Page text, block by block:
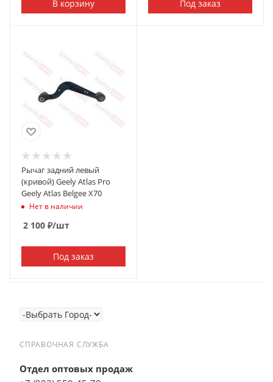
В корзину Под заказ
Рычаг задний левый
(кривой) Geely Atlas Pro
Geely Atlas Belgee X70
Нет в наличии
2 100 ₽/шт
Под заказ
СПРАВОЧНАЯ СЛУЖБА
Отдел оптовых продаж